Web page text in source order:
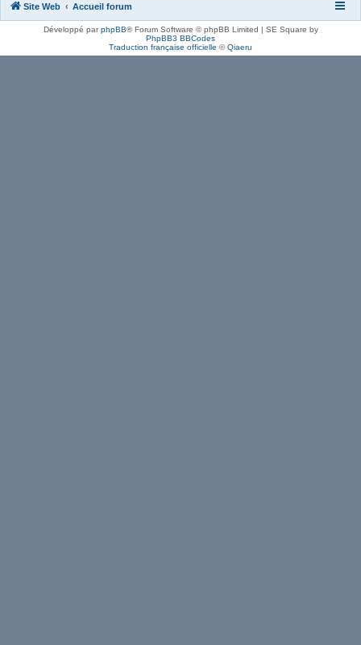
Site Web Accueil forum
Développé parphpBB® Forum Software © phpBB Limited | SE Square by
PhpBB3 BBCodes
Traduction française officielle ©Qiaeru